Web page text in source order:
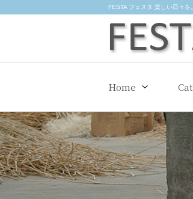
FESTA フェスタ 楽しい日々を
Home